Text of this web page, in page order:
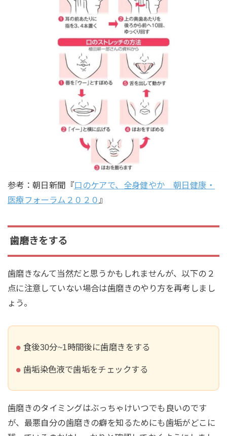
参考：朝日新聞『口のケアで、全身健やか 朝日健康・
医療フォーラム２０２０ 』
歯磨きをする
歯磨きなんて当然だと思うかもしれませんが、以下の２
点に注意していない場合は歯磨きのやり方を再考しまし
ょう。
食後30分~1時間後に歯磨きをする
歯垢染色液で歯垢をチェックする
歯磨きのタイミングはぶっちゃけいつでも良いのです
が、最悪自分の歯磨きの癖を知るためにも歯垢がどこに